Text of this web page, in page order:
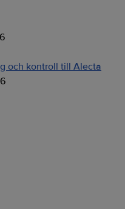
och kontroll till Alecta